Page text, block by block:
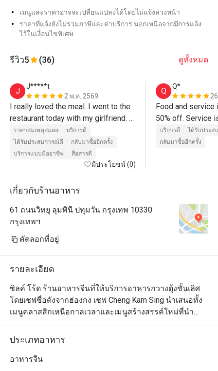
เมนูและราคาอาจจะเปลี่ยนแปลงได้โดยไม่แจ้งล่วงหน้า
ราคาที่แจ้งยังไม่รวมภาษีและค่าบริการ นอกเหนือจากมีการแจ้ง
ไว้ในเงื่อนไขพิเศษ
รีวิว5 (36) ดูทั้งหมด
J
J*****t
2 พ.ค. 2569
I really loved the meal. I went to the
restaurant today with my girlfriend.
We really enjoyed the food. A really
big compliment to the chefs. More
than anything, we must say thank you
to Khun Jay for an outstanding
such a wonderful experience. 10/10
ราคาสมเหตุสมผล
บริการดี
ได้รับประสบการณ์ดี
กลับมาซื้ออีกครั้ง
บริการแบบมืออาชีพ
สื่อสารดี
มีประโยชน์ (0)
Q
Q*
Food and
50% off. Service
the cocktails (not
discount) were
บริการดี
ได้รับประส
กลับมาซื้ออีกครั้ง
เกี่ยวกับร้านอาหาร
61 ถนนวิทยุ ลุมพินี ปทุมวัน กรุงเทพ 10330
กรุงเทพฯ
คัดลอกที่อยู่
รายละเอียด
ซิลค์ โร้ด ร้านอาหารจีนที่ให้บริการอาหารกวางตุ้งชั้นเลิศ
โดยเชฟชื่อดังจากฮ่องกง เชฟ Cheng Kam Sing นำเสนอทั้ง
เมนูคลาสสิกเหนือกาลเวลาและเมนูสร้างสรรค์ใหม่ที่นำ
เสนออาหารกวางตุ้งในรูปแบบร่วมสมัย ในช่วงกลางวัน
เหมาะสำหรับผู้ที่หลงใหลในติ่มซำระดับพรีเมียม ส่วนช่วง
และเปี่ยมด้วยศิลปะ Silk Road มอบความหลากหลายของ
ประเภทอาหาร
อาหารจีน